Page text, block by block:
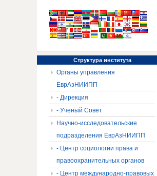
Структураинститута
Органы управления
ЕврАзНИИПП
- Дирекция
- Ученый Совет
Научно-исследовательские
подразделения ЕврАзНИИПП
- Центр социологии права и
правоохранительных органов
- Центр международно-правовых